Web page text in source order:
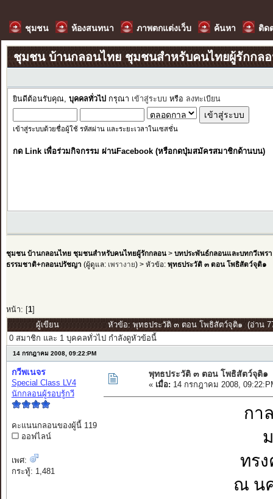
ชุมชน ห้องสนทนา ภาพตกแต่งเว็บ ค้นหา ติด
ชุมชน บ้านกลอนไทย ชุมชนสำหรับคนไทยผู้รักกล
ยินดีต้อนรับคุณ, บุคคลทั่วไป กรุณา เข้าสู่ระบบ หรือ ลงทะเบียน
เข้าสู่ระบบด้วยชื่อผู้ใช้ รหัสผ่าน และระยะเวลาในเซสชั่น
กด Link เพื่อร่วมกิจกรรม ผ่านFacebook (หรือกดปุ่มสมัครสมาชิกด้านบน)
ชุมชน บ้านกลอนไทย ชุมชนสำหรับคนไทยผู้รักกลอน> บทประพันธ์กลอนและบทกวีเพรา
ธรรมชาติ+กลอนปรัชญา (ผู้ดูแล: เพรางาย) > หัวข้อ: พุทธประวัติ ๓ ตอน โพธิสัตว์จุติ๑
หน้า: [ 1]
ผู้เขียน
หัวข้อ: พุทธประวัติ ๓ ตอน โพธิสัตว์จุติ๑ (อ่าน
0 สมาชิก และ 1 บุคคลทั่วไป กำลังดูหัวข้อนี้
14 กรกฎาคม 2008, 09:22:PM
กวีพเนจร
Special Class LV4
นักกลอนผู้รอบรู้กวี
คะแนนกลอนของผู้นี้ 119
ออฟไลน์
เพศ:
กระทู้: 1,481
พุทธประวัติ ๓ ตอน โพธิสัตว์จุติ๑
« เมื่อ: 14 กรกฎาคม 2008,
กา
ทร
ณ น